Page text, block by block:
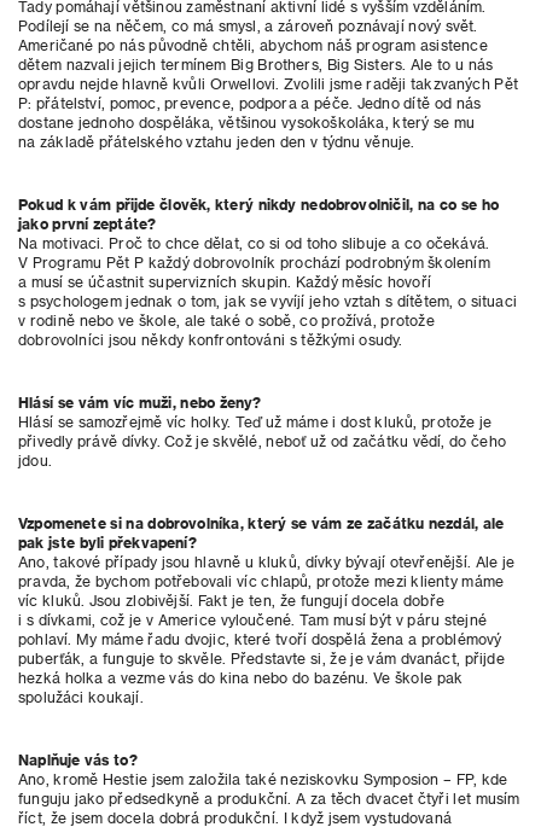
Tady pomáhají většinou zaměstnaní aktivní lidé s vyšším vzděláním.
Podílejí se na něčem, co má smysl, a zároveň poznávají nový svět.
Američané po nás původně chtěli, abychom náš program asistence
dětem nazvali jejich termínem Big Brothers, Big Sisters. Ale to u nás
opravdu nejde hlavně kvůli Orwellovi. Zvolili jsme raději takzvaných Pět
P: přátelství, pomoc, prevence, podpora a péče. Jedno dítě od nás
dostane jednoho dospěláka, většinou vysokoškoláka, který se mu
na základě přátelského vztahu jeden den v týdnu věnuje.
Pokud k vám přijde člověk, který nikdy nedobrovolničil, na co se ho
jako první zeptáte?
Na motivaci. Proč to chce dělat, co si od toho slibuje a co očekává.
V Programu Pět P každý dobrovolník prochází podrobným školením
a musí se účastnit supervizních skupin. Každý měsíc hovoří
s psychologem jednak o tom, jak se vyvíjí jeho vztah s dítětem, o situaci
v rodině nebo ve škole, ale také o sobě, co prožívá, protože
dobrovolníci jsou někdy konfrontováni s těžkými osudy.
Hlásí se vám víc muži, nebo ženy?
Hlásí se samozřejmě víc holky. Teď už máme i dost kluků, protože je
přivedly právě dívky. Což je skvělé, neboť už od začátku vědí, do čeho
jdou.
Vzpomenete si na dobrovolníka, který se vám ze začátku nezdál, ale
pak jste byli překvapení?
Ano, takové případy jsou hlavně u kluků, dívky bývají otevřenější. Ale je
pravda, že bychom potřebovali víc chlapů, protože mezi klienty máme
víc kluků. Jsou zlobivější. Fakt je ten, že fungují docela dobře
i s dívkami, což je v Americe vyloučené. Tam musí být v páru stejné
pohlaví. My máme řadu dvojic, které tvoří dospělá žena a problémový
puberťák, a funguje to skvěle. Představte si, že je vám dvanáct, přijde
hezká holka a vezme vás do kina nebo do bazénu. Ve škole pak
spolužáci koukají.
Naplňuje vás to?
Ano, kromě Hestie jsem založila také neziskovku Symposion – FP, kde
funguju jako předsedkyně a produkční. A za těch dvacet čtyři let musím
říct, že jsem docela dobrá produkční. I když jsem vystudovaná